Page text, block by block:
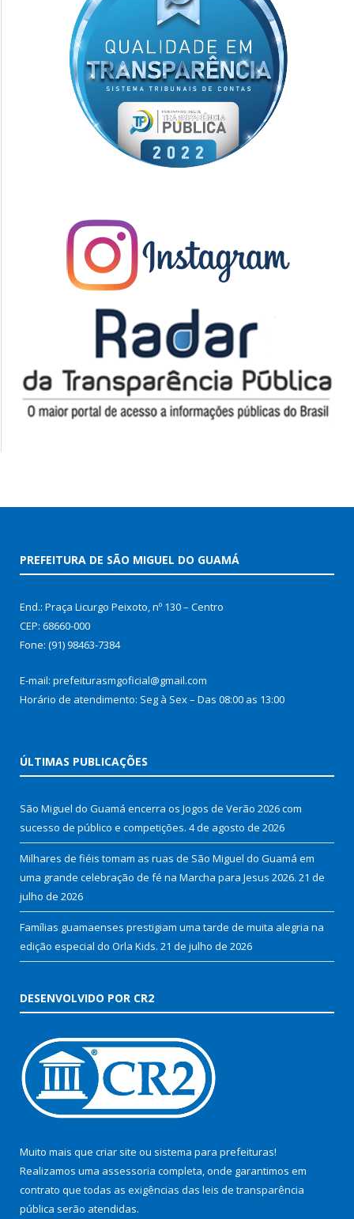
PREFEITURA DE SÃO MIGUEL DO GUAMÁ
End.: Praça Licurgo Peixoto, nº 130 – Centro
CEP: 68660-000
Fone: (91) 98463-7384
E-mail: prefeiturasmgoficial@gmail.com
Horário de atendimento: Seg à Sex – Das 08:00 as 13:00
ÚLTIMAS PUBLICAÇÕES
São Miguel do Guamá encerra os Jogos de Verão 2026 com
sucesso de público e competições. 4 de agosto de 2026
Milhares de fiéis tomam as ruas de São Miguel do Guamá em
uma grande celebração de fé na Marcha para Jesus 2026. 21 de
julho de 2026
Famílias guamaenses prestigiam uma tarde de muita alegria na
edição especial do Orla Kids. 21 de julho de 2026
DESENVOLVIDO POR CR2
Muito mais que criar site ou sistema para prefeituras!
Realizamos uma assessoria completa, onde garantimos em
contrato que todas as exigências das leis de transparência
pública serão atendidas.